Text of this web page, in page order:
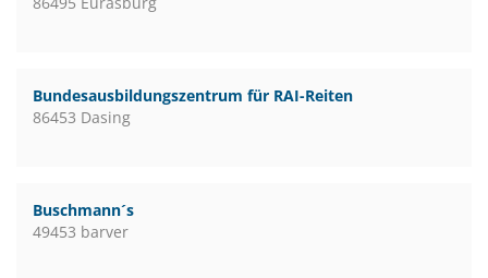
Bundesausbildungszentrum für RAI-Reiten
86453 Dasing
Buschmann´s
49453 barver